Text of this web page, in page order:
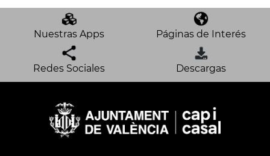
Nuestras Apps Páginas de Interés
Redes Sociales Descargas